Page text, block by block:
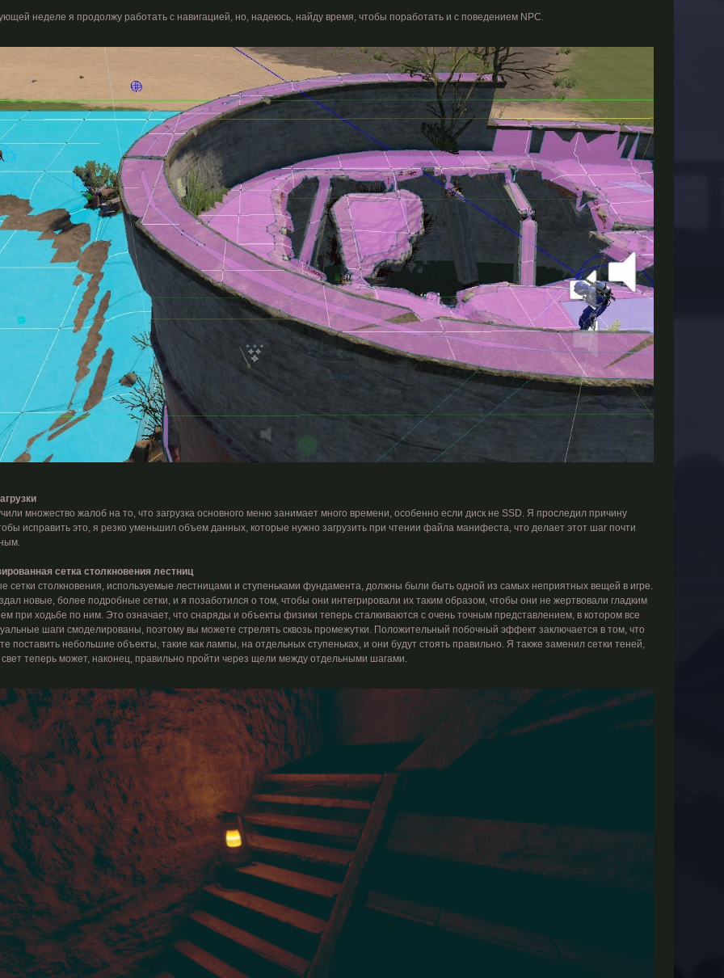
неделе я продолжу работать с навигацией, но, надеюсь, найду время, чтобы поработать и с поведением NPC.
множество жалоб на то, что загрузка основного меню занимает много времени, особенно если диск не SSD. Я проследил причину
исправить это, я резко уменьшил объем данных, которые нужно загрузить при чтении файла манифеста, что делает этот шаг почти
сетка столкновения лестниц
сетки столкновения, используемые лестницами и ступеньками фундамента, должны были быть одной из самых неприятных вещей в игре.
новые, более подробные сетки, и я позаботился о том, чтобы они интегрировали их таким образом, чтобы они не жертвовали гладким
при ходьбе по ним. Это означает, что снаряды и объекты физики теперь сталкиваются с очень точным представлением, в котором все
шаги смоделированы, поэтому вы можете стрелять сквозь промежутки. Положительный побочный эффект заключается в том, что
поставить небольшие объекты, такие как лампы, на отдельных ступеньках, и они будут стоять правильно. Я также заменил сетки теней,
теперь может, наконец, правильно пройти через щели между отдельными шагами.